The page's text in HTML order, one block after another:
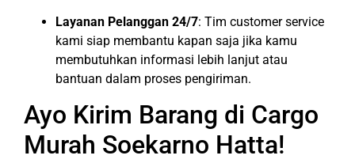
Layanan Pelanggan 24/7: Tim customer service
kami siap membantu kapan saja jika kamu
membutuhkan informasi lebih lanjut atau
bantuan dalam proses pengiriman.
Ayo Kirim Barang di Cargo
Murah Soekarno Hatta!